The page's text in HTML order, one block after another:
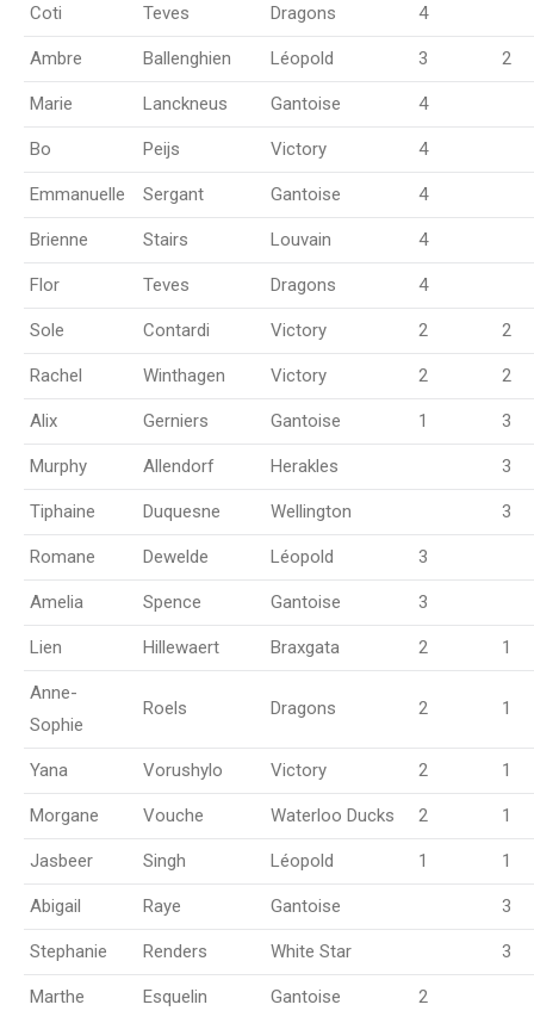
Coti Teves Dragons 4
Ambre Ballenghien Léopold 3 2
Marie Lanckneus Gantoise 4
Bo Peijs Victory 4
Emmanuelle Sergant Gantoise 4
Brienne Stairs Louvain 4
Flor Teves Dragons 4
Sole Contardi Victory 2 2
Rachel Winthagen Victory 2 2
Alix Gerniers Gantoise 1 3
Murphy Allendorf Herakles 3
Tiphaine Duquesne Wellington 3
Romane Dewelde Léopold 3
Amelia Spence Gantoise 3
Lien Hillewaert Braxgata 2 1
Anne-
Sophie
Roels Dragons 2 1
Yana Vorushylo Victory 2 1
Morgane Vouche Waterloo Ducks 2 1
Jasbeer Singh Léopold 1 1
Abigail Raye Gantoise 3
Stephanie Renders White Star 3
Marthe Esquelin Gantoise 2